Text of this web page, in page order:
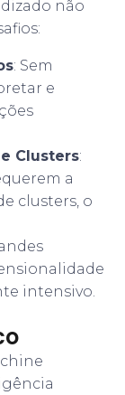
não
: Sem
e
Clusters:
a
clusters, o
intensivo.